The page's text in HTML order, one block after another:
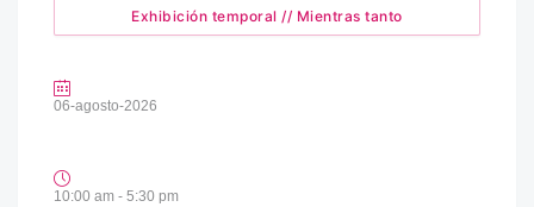
Exhibición temporal // Mientras tanto
06-agosto-2026
10:00 am - 5:30 pm